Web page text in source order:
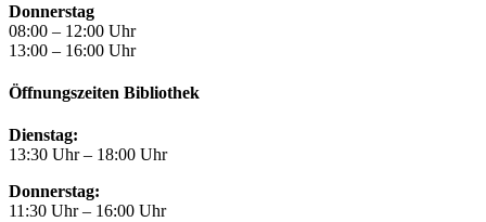
Donnerstag
08:00 – 12:00 Uhr
13:00 – 16:00 Uhr
Öffnungszeiten Bibliothek
Dienstag:
13:30 Uhr – 18:00 Uhr
Donnerstag:
11:30 Uhr – 16:00 Uhr